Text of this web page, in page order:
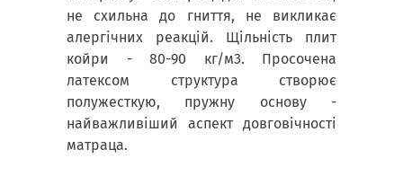
не схильна до гниття, не викликає
алергічних реакцій. Щільність плит
койри - 80-90 кг/м3. Просочена
латексом структура створює
полужесткую, пружну основу -
найважливіший аспект довговічності
матраца.